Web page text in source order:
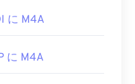
に M4A
に M4A